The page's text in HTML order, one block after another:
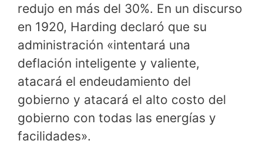
redujo en más del 30%. En un discurso
en 1920, Harding declaró que su
administración «intentará una
deflación inteligente y valiente,
atacará el endeudamiento del
gobierno y atacará el alto costo del
gobierno con todas las energías y
facilidades».